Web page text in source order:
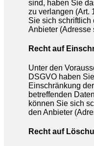
sind, haben Sie
zu verlangen (Art.
Sie sich schriftlich
Anbieter (Adresse
Recht auf
Unter den
DSGVO haben
Einschränkung
betreffenden
können Sie sich
den Anbieter
Recht auf